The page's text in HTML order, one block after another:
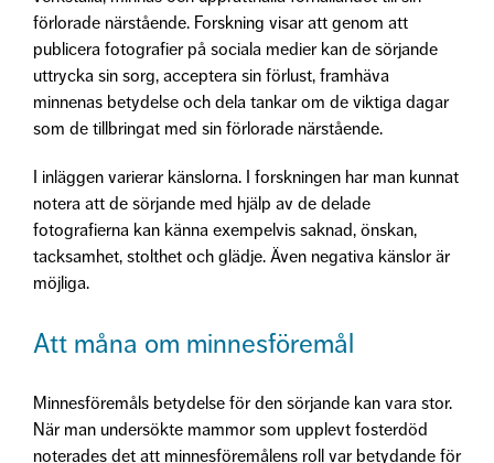
förlorade närstående. Forskning visar att genom att
publicera fotografier på sociala medier kan de sörjande
uttrycka sin sorg, acceptera sin förlust, framhäva
minnenas betydelse och dela tankar om de viktiga dagar
som de tillbringat med sin förlorade närstående.
I inläggen varierar känslorna. I forskningen har man kunnat
notera att de sörjande med hjälp av de delade
fotografierna kan känna exempelvis saknad, önskan,
tacksamhet, stolthet och glädje. Även negativa känslor är
möjliga.
Att måna om minnesföremål
Minnesföremåls betydelse för den sörjande kan vara stor.
När man undersökte mammor som upplevt fosterdöd
noterades det att minnesföremålens roll var betydande för